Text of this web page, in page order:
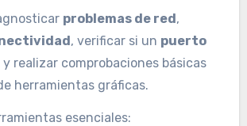
problemas de red ,
, verificar si un puerto
y realizar comprobaciones básicas
herramientas gráficas.
esenciales: